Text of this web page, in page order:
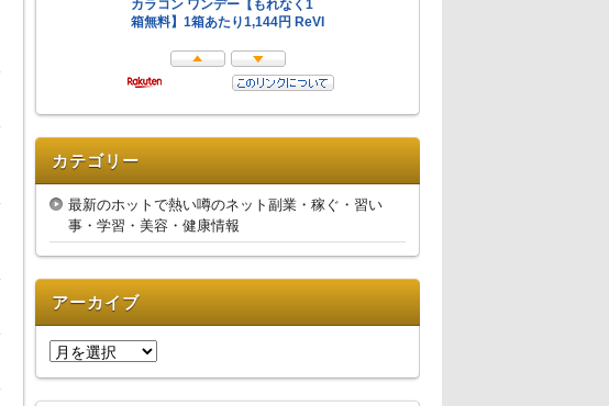
カテゴリー
最新のホットで熱い噂のネット副業・稼ぐ・習い
事・学習・美容・健康情報
アーカイブ
ア